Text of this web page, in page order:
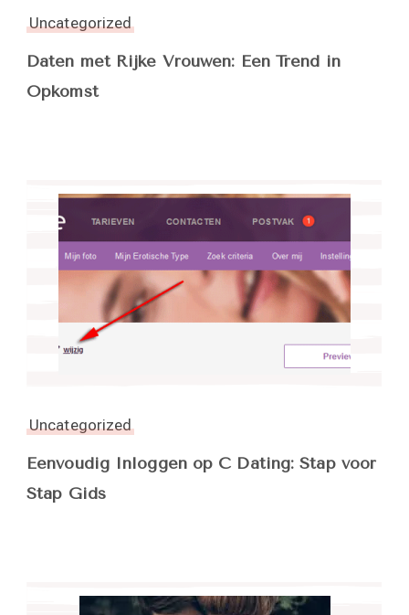
Uncategorized
Daten met Rijke Vrouwen: Een Trend in
Opkomst
Uncategorized
Eenvoudig Inloggen op C Dating: Stap voor
Stap Gids